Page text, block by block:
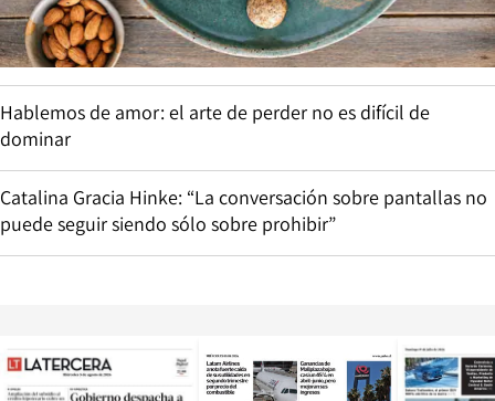
Hablemos de amor: el arte de perder no es difícil de
dominar
Catalina Gracia Hinke: “La conversación sobre pantallas no
puede seguir siendo sólo sobre prohibir”
Opens in